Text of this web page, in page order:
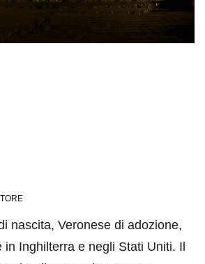
nascita, Veronese di adozione,
in Inghilterra e negli Stati Uniti. Il